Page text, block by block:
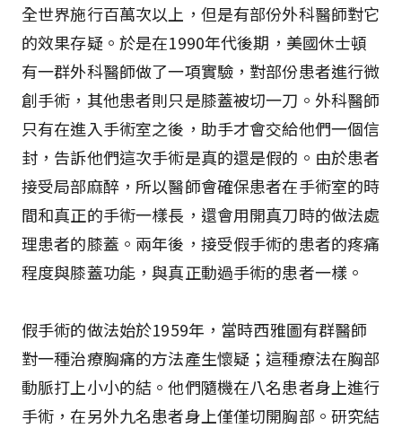
全世界施行百萬次以上，但是有部份外科醫師對它
的效果存疑。於是在1990年代後期，美國休士頓
有一群外科醫師做了一項實驗，對部份患者進行微
創手術，其他患者則只是膝蓋被切一刀。外科醫師
只有在進入手術室之後，助手才會交給他們一個信
封，告訴他們這次手術是真的還是假的。由於患者
接受局部麻醉，所以醫師會確保患者在手術室的時
間和真正的手術一樣長，還會用開真刀時的做法處
理患者的膝蓋。兩年後，接受假手術的患者的疼痛
程度與膝蓋功能，與真正動過手術的患者一樣。
假手術的做法始於1959年，當時西雅圖有群醫師
對一種治療胸痛的方法產生懷疑；這種療法在胸部
動脈打上小小的結。他們隨機在八名患者身上進行
手術，在另外九名患者身上僅僅切開胸部。研究結